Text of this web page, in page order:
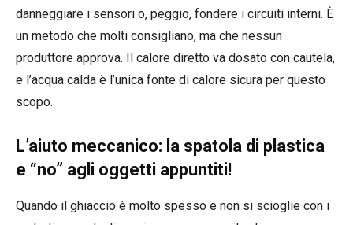
danneggiare i sensori o, peggio, fondere i circuiti interni. È
un metodo che molti consigliano, ma che nessun
produttore approva. Il calore diretto va dosato con cautela,
e l’acqua calda è l’unica fonte di calore sicura per questo
scopo.
L’aiuto meccanico: la spatola di plastica
e “no” agli oggetti appuntiti!
Quando il ghiaccio è molto spesso e non si scioglie con i